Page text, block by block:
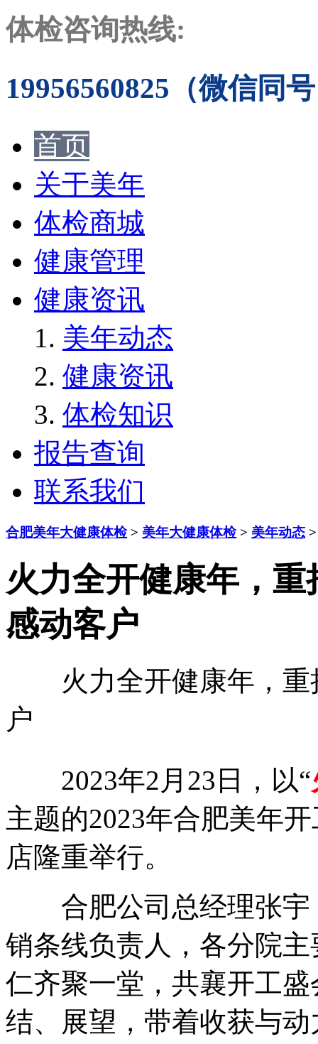
体检咨询热线:
19956560825（微信同
首页
关于美年
体检商城
健康管理
健康资讯
美年动态
健康资讯
体检知识
报告查询
联系我们
合肥美年大健康体检> 美年大健康体检> 美年动态 >
火力全开健康年，重
感动客户
火力全开健康年，重
户
2023年2月23日，以“
主题的2023年合肥美年
店隆重举行。
合肥公司总经理张宇
销条线负责人，各分院
仁齐聚一堂，共襄开工
结、展望，带着收获与